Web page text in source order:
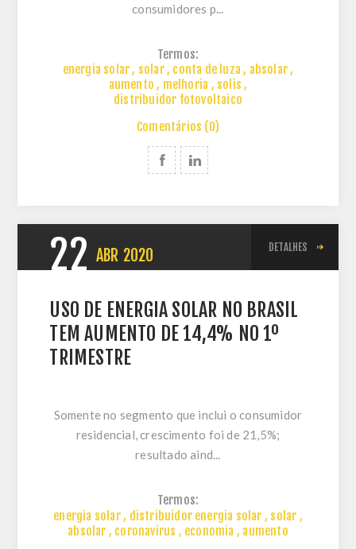
consumidores p...
Termos:
energia solar, solar, conta de luza , absolar,
aumento , melhoria , solis ,
distribuidor fotovoltaico
Comentários (0)
22 ABR 2020 DETALHES
USO DE ENERGIA SOLAR NO BRASIL
TEM AUMENTO DE 14,4% NO 1º
TRIMESTRE
Somente no segmento que inclui o consumidor
residencial, crescimento foi de 21,5%;
resultado aind...
Termos:
energia solar, distribuidor energia solar , solar ,
absolar , coronavirus , economia , aumento